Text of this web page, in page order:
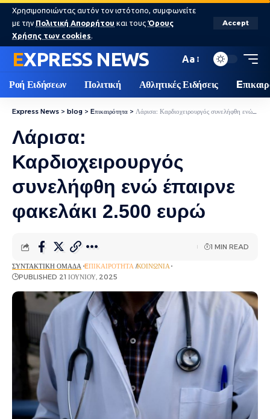
Χρησιμοποιώντας αυτόν τον ιστότοπο, συμφωνείτε
με την Πολιτική Απορρήτου και τους Όρους
Χρήσης των cookies.
Accept
EXPRESS NEWS Aa
Ροή Ειδήσεων Πολιτική Αθλητικές Ειδήσεις
Express News > blog > Eπικαιρότητα > Λάρισα: Καρδιοχειρουργός συνελήφθη ενώ έπαιρνε φακελάκι 2.500 ευρώ
Λάρισα:
Καρδιοχειρουργός
συνελήφθη ενώ έπαιρνε
φακελάκι 2.500 ευρώ
ΣΥΝΤΑΚΤΙΚΉ ΟΜΆΔΑ EΠΙΚΑΙΡΌΤΗΤΑ ΚΟΙΝΩΝΊΑ
PUBLISHED 21 ΙΟΥΝΊΟΥ, 2025
1 MIN READ